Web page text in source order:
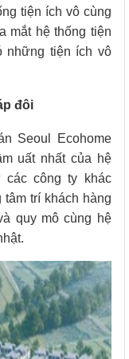
tiện ích vô cùng
mắt hệ thống tiện
những tiện ích vô
đôi
Seoul Ecohome
uất nhất của hệ
công ty khác
trí khách hàng
quy mô cùng hệ